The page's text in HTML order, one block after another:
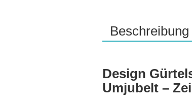
Beschreibung
Design
Umjubelt –